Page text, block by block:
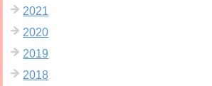
2021
2020
2019
2018